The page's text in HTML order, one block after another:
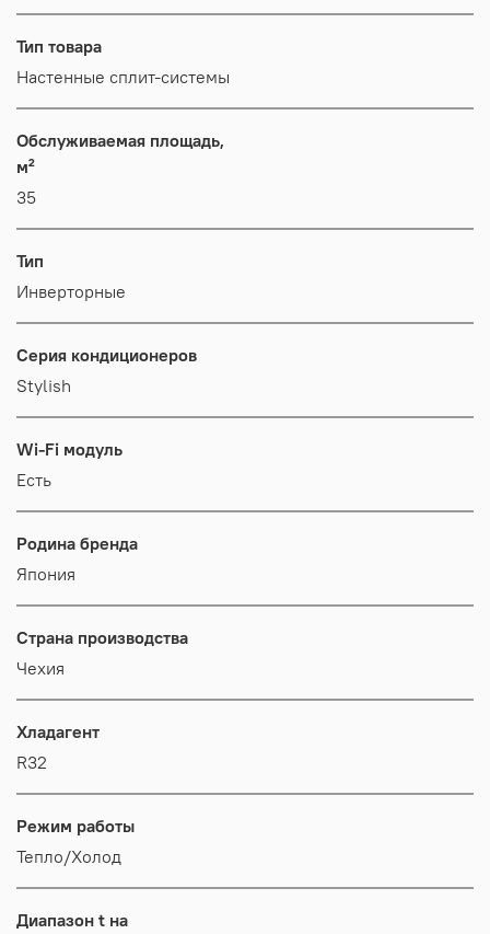
Тип товара
Настенные сплит-системы
Обслуживаемая площадь,
м²
35
Тип
Инверторные
Серия кондиционеров
Stylish
Wi-Fi модуль
Есть
Родина бренда
Япония
Страна производства
Чехия
Хладагент
R32
Режим работы
Тепло/Холод
Диапазон t на